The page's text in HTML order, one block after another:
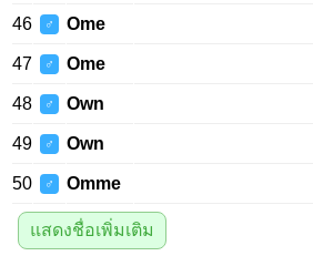
46 ♂ Ome
47 ♂ Ome
48 ♂ Own
49 ♂ Own
50 ♂ Omme
แสดงชื่อเพิ่มเติม